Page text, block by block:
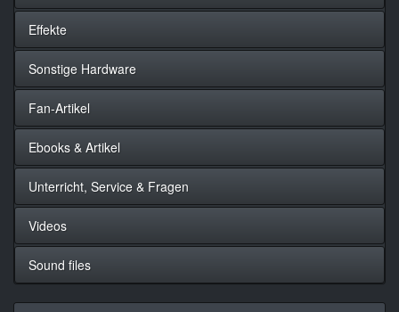
Effekte
Sonstige Hardware
Fan-Artikel
Ebooks & Artikel
Unterricht, Service & Fragen
Videos
Sound files